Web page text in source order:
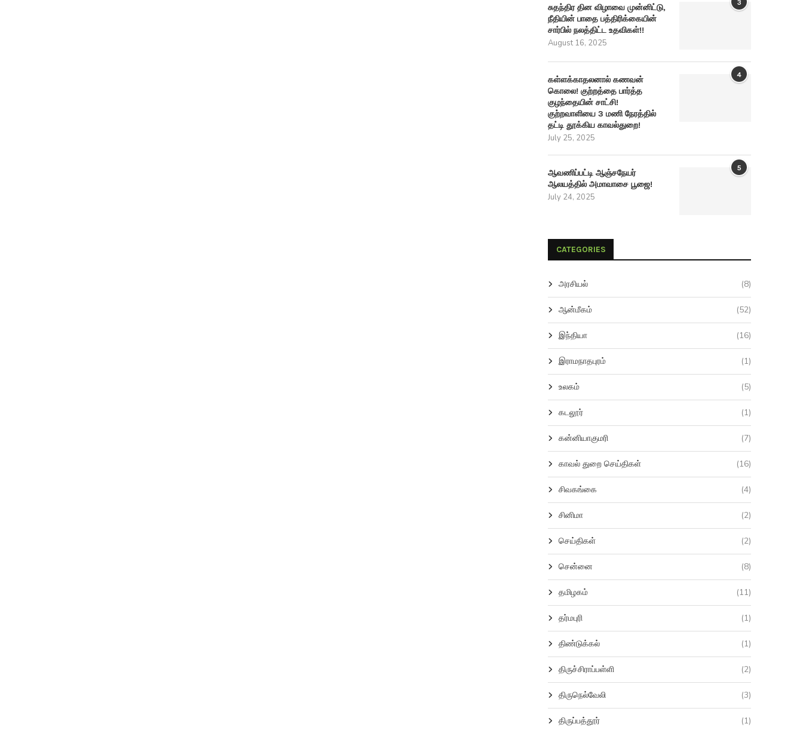
3
சுதந்திர தின விழாவை முன்னிட்டு,
நீதியின் பாதை பத்திரிக்கையின்
சார்பில் நலத்திட்ட உதவிகள்!!
August 16, 2025
4
கள்ளக்காதலனால் கணவன்
கொலை! குற்றத்தை பார்த்த
குழந்தையின் சாட்சி!
குற்றவாளியை 3 மணி நேரத்தில்
தட்டி தூக்கிய காவல்துறை!
July 25, 2025
5
ஆவணிப்பட்டி ஆஞ்சநேயர்
ஆலயத்தில் அமாவாசை பூஜை!
July 24, 2025
CATEGORIES
அரசியல் (8)
ஆன்மீகம் (52)
இந்தியா (16)
இராமநாதபுரம் (1)
உலகம் (5)
கடலூர் (1)
கன்னியாகுமரி (7)
காவல் துறை செய்திகள் (16)
சிவகங்கை (4)
சினிமா (2)
செய்திகள் (2)
சென்னை (8)
தமிழகம் (11)
தர்மபுரி (1)
திண்டுக்கல் (1)
திருச்சிராப்பள்ளி (2)
திருநெல்வேலி (3)
திருப்பத்தூர் (1)